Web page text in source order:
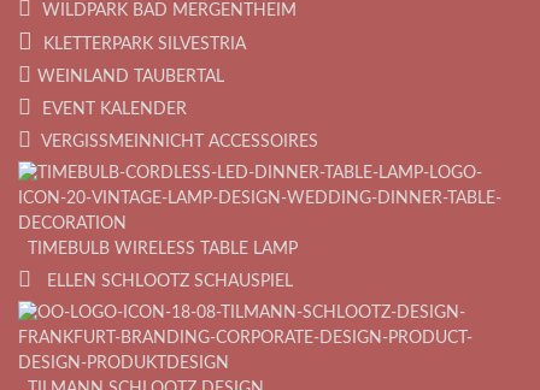
WILDPARK BAD MERGENTHEIM
KLETTERPARK SILVESTRIA
WEINLAND TAUBERTAL
EVENT KALENDER
VERGISSMEINNICHT ACCESSOIRES
TIMEBULB WIRELESS TABLE LAMP
ELLEN SCHLOOTZ SCHAUSPIEL